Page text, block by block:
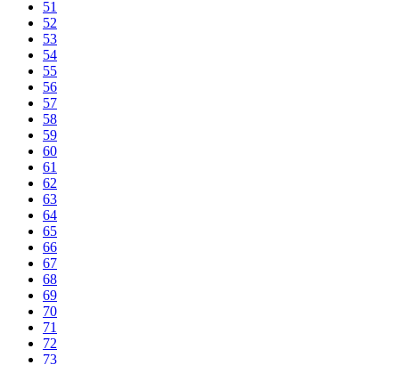
51
52
53
54
55
56
57
58
59
60
61
62
63
64
65
66
67
68
69
70
71
72
73